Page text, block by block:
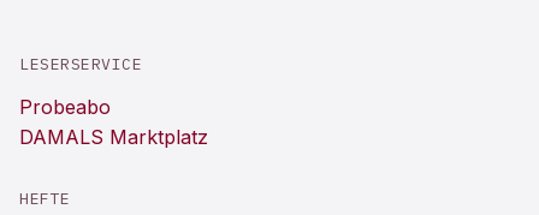
LESERSERVICE
Probeabo
DAMALS Marktplatz
HEFTE